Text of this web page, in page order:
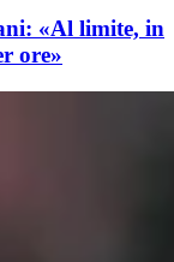
«Al limite, in
ore»